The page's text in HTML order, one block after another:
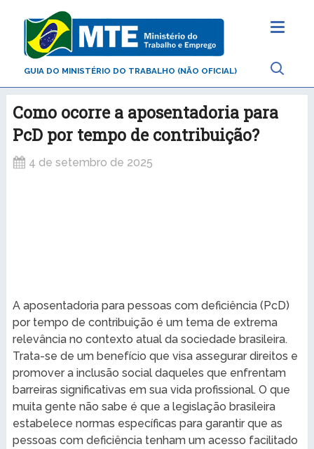
GUIA DO MINISTÉRIO DO TRABALHO (NÃO OFICIAL)
Como ocorre a aposentadoria para
PcD por tempo de contribuição?
4 de setembro de 2025
A aposentadoria para pessoas com deficiência (PcD)
por tempo de contribuição é um tema de extrema
relevância no contexto atual da sociedade brasileira.
Trata-se de um benefício que visa assegurar direitos e
promover a inclusão social daqueles que enfrentam
barreiras significativas em sua vida profissional. O que
muita gente não sabe é que a legislação brasileira
estabelece normas específicas para garantir que as
pessoas com deficiência tenham um acesso facilitado